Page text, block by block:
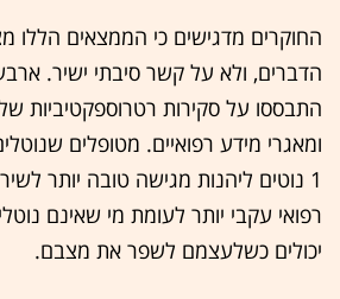
החוקרים מדגישים כי הממצאים הללו
הדברים, ולא על קשר סיבתי ישיר.
התבססו על סקירות רטרוספקטיביות
1 נוטים ליהנות מגישה טובה יותר
רפואי עקבי יותר לעומת מי שאינם
יכולים כשלעצמם לשפר את מצבם.